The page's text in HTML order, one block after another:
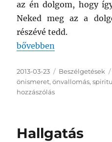
az én dolgom, hogy
Neked meg az a
részévé tedd.
„Lecke”
bővebben
Közzétéve
2013-03-23 Kategória
Beszélgetések
önismeret,önvallomás,
hozzászólás
Hallgatás